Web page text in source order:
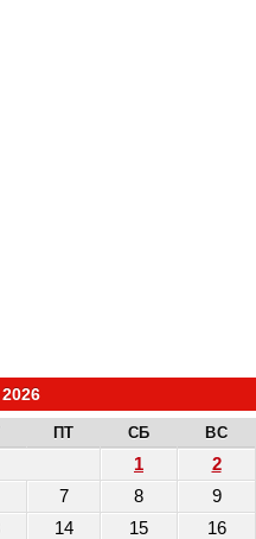
ПТ СБ ВС
1
2
7 8
9
14 15
16